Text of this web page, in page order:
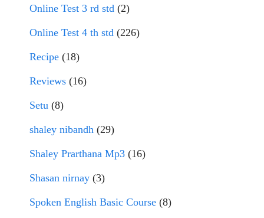
Online Test 3 rd std (2)
Online Test 4 th std (226)
Recipe (18)
Reviews (16)
Setu (8)
shaley nibandh (29)
Shaley Prarthana Mp3 (16)
Shasan nirnay (3)
Spoken English Basic Course (8)